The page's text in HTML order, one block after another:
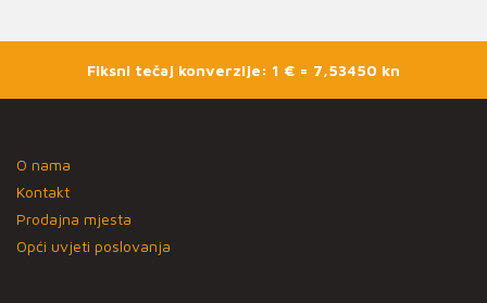
Fiksni tečaj konverzije: 1 € = 7,53450 kn
O nama
Kontakt
Prodajna mjesta
Opći uvjeti poslovanja